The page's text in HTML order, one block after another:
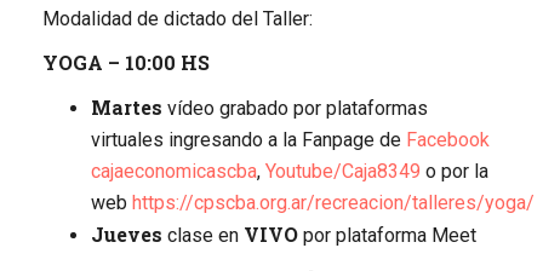
Modalidad de dictado del Taller:
YOGA – 10:00 HS
Martes vídeo grabado por plataformas
virtuales ingresando a la Fanpage de Facebook
cajaeconomicascba, Youtube/Caja8349 o por la
web https://cpscba.org.ar/recreacion/talleres/yoga/
Jueves clase en VIVO por plataforma Meet